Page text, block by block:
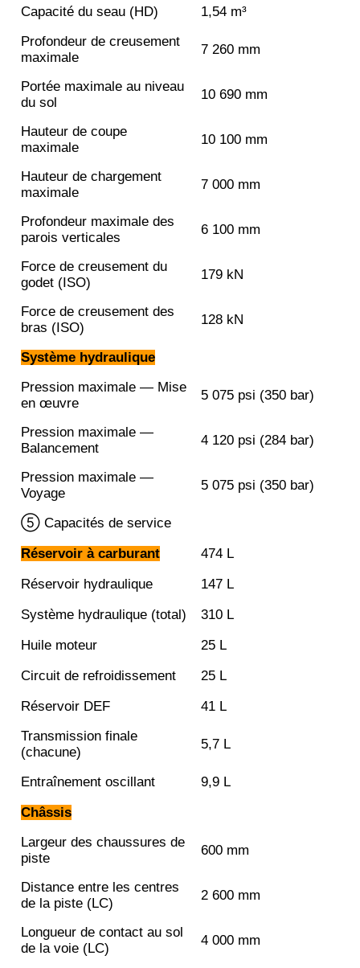
Capacité du seau (HD)
1,54 m³
Profondeur de creusement
maximale
7 260 mm
Portée maximale au niveau
du sol
10 690 mm
Hauteur de coupe
maximale
10 100 mm
Hauteur de chargement
maximale
7 000 mm
Profondeur maximale des
parois verticales
6 100 mm
Force de creusement du
godet (ISO)
179 kN
Force de creusement des
bras (ISO)
128 kN
Système hydraulique
Pression maximale — Mise
en œuvre
5 075 psi (350 bar)
Pression maximale —
Balancement
4 120 psi (284 bar)
Pression maximale —
Voyage
5 075 psi (350 bar)
⑤ Capacités de service
Réservoir à carburant
474 L
Réservoir hydraulique
147 L
Système hydraulique (total)
310 L
Huile moteur
25 L
Circuit de refroidissement
25 L
Réservoir DEF
41 L
Transmission finale
(chacune)
5,7 L
Entraînement oscillant
9,9 L
Châssis
Largeur des chaussures de
piste
600 mm
Distance entre les centres
de la piste (LC)
2 600 mm
Longueur de contact au sol
de la voie (LC)
4 000 mm